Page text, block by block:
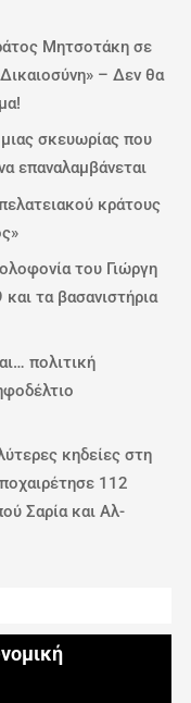
Μητσοτάκη σε
– Δεν θα
σκευωρίας που
επαναλαμβάνεται
κράτους
του Γιώργη
τα βασανιστήρια
πολιτική
κηδείες στη
112
Σαρία και Αλ-